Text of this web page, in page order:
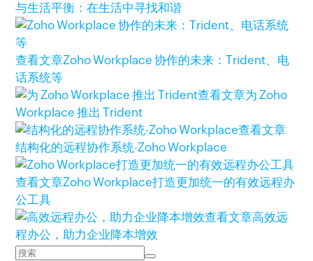
与生活平衡：在生活中寻找和谐
查看文章Zoho Workplace 协作的未来：Trident、电
话系统等
查看文章为 Zoho
Workplace 推出 Trident
查看文章
结构化的远程协作系统-Zoho Workplace
查看文章Zoho Workplace打造更加统一的有效远程办
公工具
查看文章高效远
程办公，助力企业降本增效